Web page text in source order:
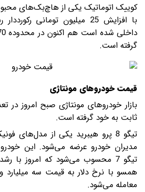
کوییک اتوماتیک یکی از هاچ‌بک‌های
با افزایش 25 میلیون تومانی
گرفته است.
قیمت خودروهای مونتاژی
بازار خودرو‌های مونتاژی صبح امروز در
ثابت به خود گرفته است.
تیگو 8 پرو هیبرید یکی از
مدیران خودرو عرضه می‌شود. این خودرو
معامله می‌شود.